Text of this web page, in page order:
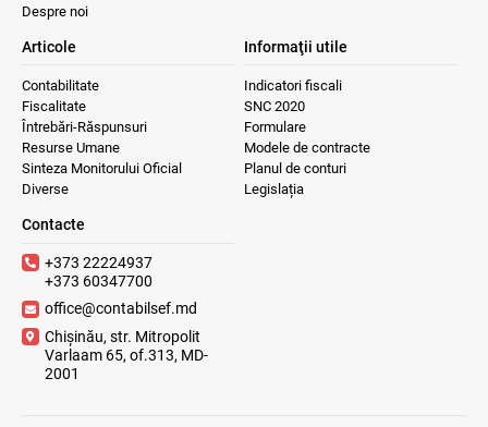
Despre noi
Articole
Contabilitate
Fiscalitate
Întrebări-Răspunsuri
Resurse Umane
Sinteza Monitorului Oficial
Diverse
Informaţii utile
Indicatori fiscali
SNC 2020
Formulare
Modele de contracte
Planul de conturi
Legislația
Contacte
+373 22224937
+373 60347700
office@contabilsef.md
Chișinău, str. Mitropolit
Varlaam 65, of.313, MD-
2001